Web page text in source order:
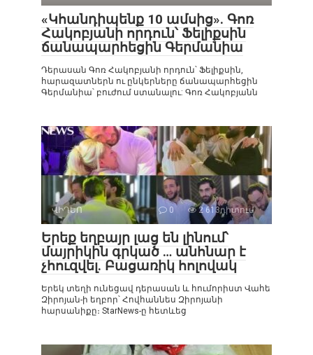
«Կհանդիպենք 10 ամսից». Գոռ
Հակոբյանի որդուն՝ Ֆելիքսին
ճանապարհեցին Գերմանիա
Դերասան Գոռ Հակոբյանի որդուն՝ Ֆելիքսին,
հարազատներն ու ընկերները ճանապարհեցին
Գերմանիա՝ բուժում ստանալու: Գոռ Հակոբյանն
ՎԻԴԵՈ 0 2 613դիտում
Երեք եղբայր լաց են լինում՝
մայրիկին գրկած … անհնար է
չհուզվել. Բացառիկ հոլովակ
Երեկ տեղի ունեցավ դերասան և հումորիստ Վահե
Զիրոյան-ի եղբոր՝ Հովհաննես Զիրոյանի
հարսանիքը։ StarNews-ը հետևեց